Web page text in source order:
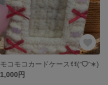
モコモコカードケースꉂꉂ(ᵔᗜᵔ∗)
1,000円